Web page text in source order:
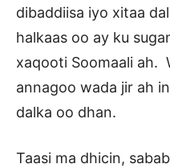
dibaddiisa iyo xitaa
halkaas oo ay ku
xaqooti Soomaali ah.
annagoo wada jir ah
dalka oo dhan.
Taasi ma dhicin,